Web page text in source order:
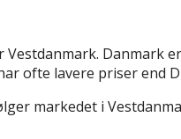
Danmark
ofte lavere priser end
markedet i